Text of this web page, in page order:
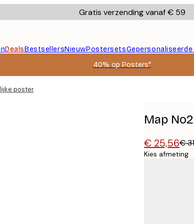
Gratis verzending vanaf € 59
DealsBestsellersNieuwPostersets
40% op Posters*
poster
Map
€ 25,56€
Kies afmeting